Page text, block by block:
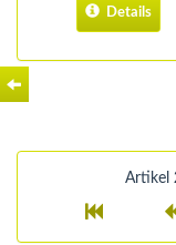
Details
Artikel